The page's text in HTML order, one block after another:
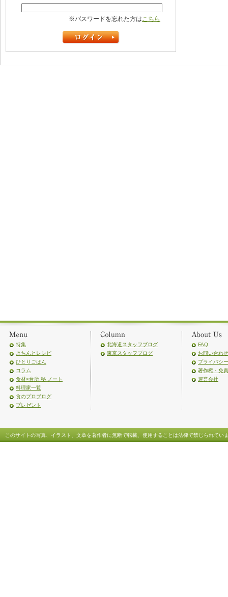
※パスワードを忘れた方はこちら
特集
きちんとレシピ
ひとりごはん
コラム
食材×台所 秘 ノート
料理家一覧
食のプロブログ
プレゼント
北海道スタッフブログ
東京スタッフブログ
FAQ
お問い合わせ
プライバシ
著作権・免
運営会社
このサイトの写真、イラスト、文章を著作者に無断で転載、使用することは法律で禁じられてい